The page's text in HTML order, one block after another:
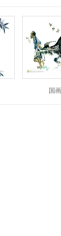
国